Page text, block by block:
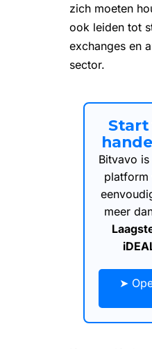
zich moeten
ook leiden tot
exchanges en
sector.
Start
Bitvavo
platform
meer
➤